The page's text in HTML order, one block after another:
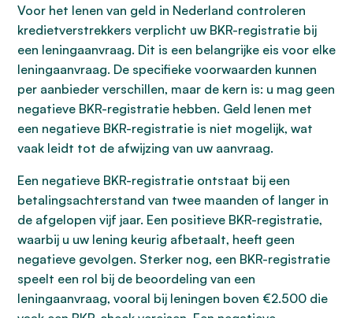
Voor het lenen van geld in Nederland controleren
kredietverstrekkers verplicht uw BKR-registratie bij
een leningaanvraag. Dit is een belangrijke eis voor elke
leningaanvraag. De specifieke voorwaarden kunnen
per aanbieder verschillen, maar de kern is: u mag geen
negatieve BKR-registratie hebben. Geld lenen met
een negatieve BKR-registratie is niet mogelijk, wat
vaak leidt tot de afwijzing van uw aanvraag.
Een negatieve BKR-registratie ontstaat bij een
betalingsachterstand van twee maanden of langer in
de afgelopen vijf jaar. Een positieve BKR-registratie,
waarbij u uw lening keurig afbetaalt, heeft geen
negatieve gevolgen. Sterker nog, een BKR-registratie
speelt een rol bij de beoordeling van een
leningaanvraag, vooral bij leningen boven €2.500 die